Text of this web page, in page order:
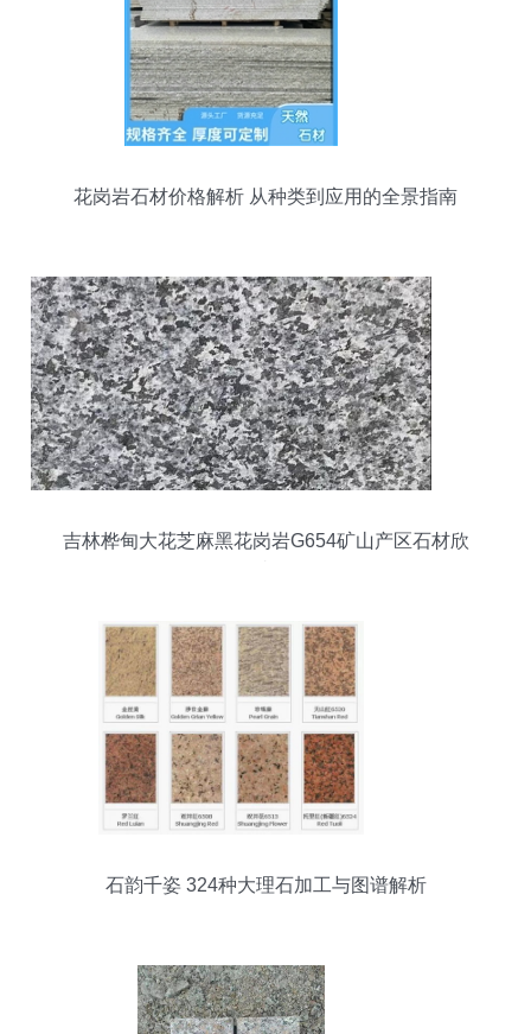
花岗岩石材价格解析 从种类到应用的全景指南
吉林桦甸大花芝麻黑花岗岩G654矿山产区石材欣
石韵千姿 324种大理石加工与图谱解析